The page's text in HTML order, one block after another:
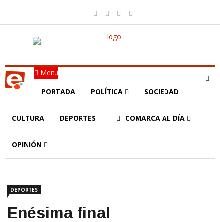
Menu
PORTADA POLÍTICA SOCIEDAD
CULTURA DEPORTES COMARCA AL DÍA
OPINIÓN
DEPORTES
Enésima final